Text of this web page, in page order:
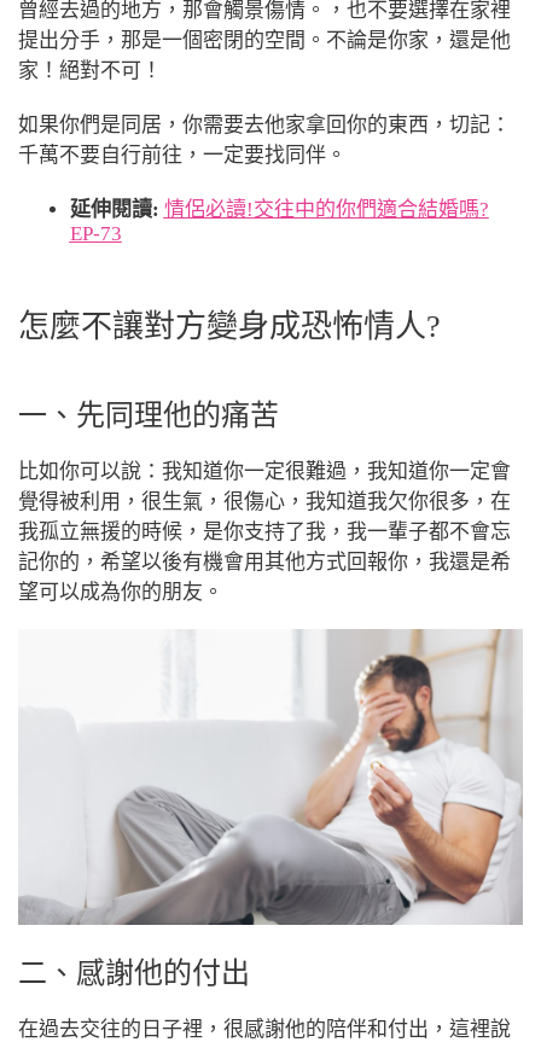
曾經去過的地方，那會觸景傷情。， 也不要選擇在家裡
提出分手，那是一個密閉的空間。不論是你家，還是他
家！絕對不可！
如果你們是同居，你需要去他家拿回你的東西，切記：
千萬不要自行前往，一定要找同伴。
延伸閱讀: 情侶必讀!交往中的你們適合結婚嗎?
EP-73
怎麼不讓對方變身成恐怖情人?
一、先同理他的痛苦
比如你可以說：我知道你一定很難過，我知道你一定會
覺得被利用，很生氣，很傷心，我知道我欠你很多，在
我孤立無援的時候，是你支持了我，我一輩子都不會忘
記你的，希望以後有機會用其他方式回報你，我還是希
望可以成為你的朋友。
二、感謝他的付出
在過去交往的日子裡，很感謝他的陪伴和付出，這裡說